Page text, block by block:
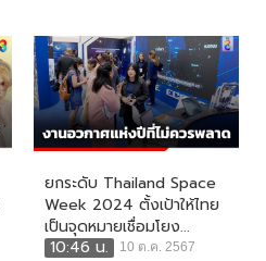
ยกระดับ Thailand Space
Week 2024 ตั้งเป้าให้ไทย
เป็นจุดหมายเชื่อมโยง...
10:46 น.
10 ต.ค. 2567